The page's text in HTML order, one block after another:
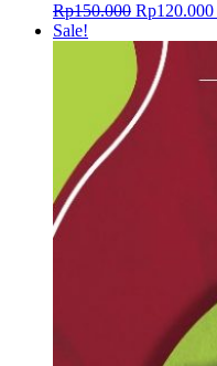
Rp150.000 Rp120.000
Sale!